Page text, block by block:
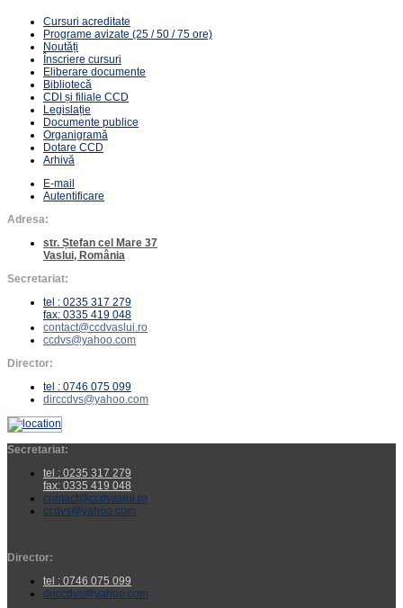
Cursuri acreditate
Programe avizate (25 / 50 / 75 ore)
Noutăți
Înscriere cursuri
Eliberare documente
Bibliotecă
CDI și filiale CCD
Legislație
Documente publice
Organigramă
Dotare CCD
Arhivă
E-mail
Autentificare
Adresa:
str. Ștefan cel Mare 37
Vaslui, România
Secretariat:
tel : 0235 317 279
fax: 0335 419 048
contact@ccdvaslui.ro
ccdvs@yahoo.com
Director:
tel : 0746 075 099
dirccdvs@yahoo.com
Secretariat:
tel : 0235 317 279
fax: 0335 419 048
contact@ccdvaslui.ro
ccdvs@yahoo.com
Director:
tel : 0746 075 099
dirccdvs@yahoo.com